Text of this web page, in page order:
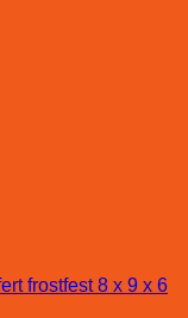
frostfest 8 x 9 x 6